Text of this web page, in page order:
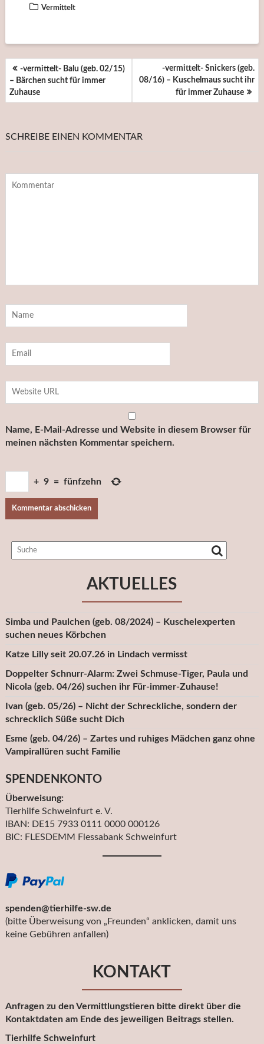
Vermittelt
BEITRAGSNAVIGATION
-vermittelt- Balu (geb. 02/15)
– Bärchen sucht für immer
Zuhause
-vermittelt- Snickers (geb.
08/16) – Kuschelmaus sucht ihr
für immer Zuhause
SCHREIBE EINEN KOMMENTAR
Name, E-Mail-Adresse und Website in diesem Browser für
meinen nächsten Kommentar speichern.
+ 9 = fünfzehn
AKTUELLES
Simba und Paulchen (geb. 08/2024) – Kuschelexperten
suchen neues Körbchen
Katze Lilly seit 20.07.26 in Lindach vermisst
Doppelter Schnurr-Alarm: Zwei Schmuse-Tiger, Paula und
Nicola (geb. 04/26) suchen ihr Für-immer-Zuhause!
Ivan (geb. 05/26) – Nicht der Schreckliche, sondern der
schrecklich Süße sucht Dich
Esme (geb. 04/26) – Zartes und ruhiges Mädchen ganz ohne
Vampirallüren sucht Familie
SPENDENKONTO
Überweisung:
Tierhilfe Schweinfurt e. V.
IBAN: DE15 7933 0111 0000 000126
BIC: FLESDEMM Flessabank Schweinfurt
spenden@tierhilfe-sw.de
(bitte Überweisung von „Freunden“ anklicken, damit uns
keine Gebühren anfallen)
KONTAKT
Anfragen zu den Vermittlungstieren bitte direkt über die
Kontaktdaten am Ende des jeweiligen Beitrags stellen.
Tierhilfe Schweinfurt